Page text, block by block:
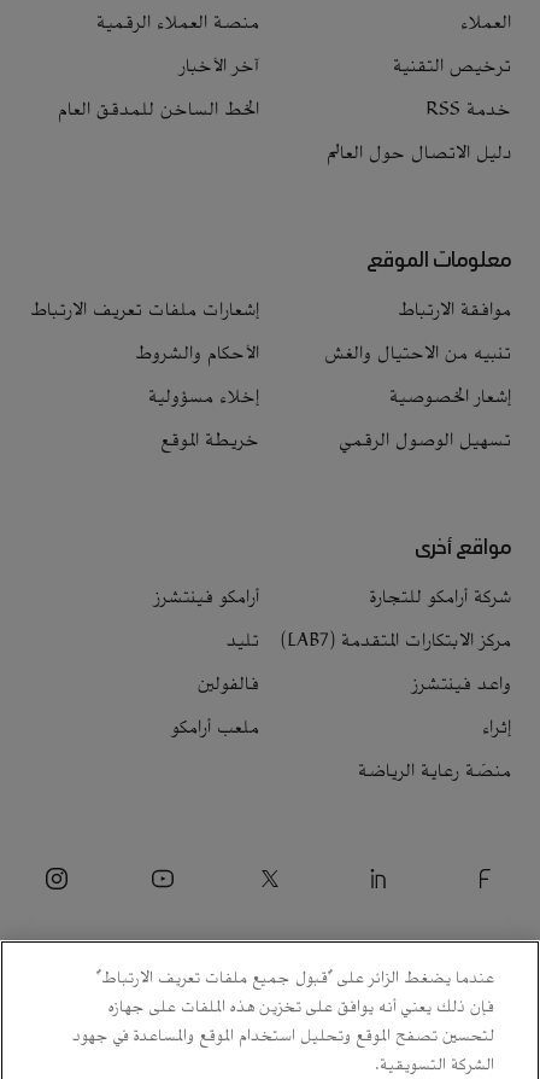
العملاء
منصة العملاء الرقمية
ترخيص التقنية
آخر الأخبار
خدمة RSS
الخط الساخن للمدقق العام
دليل الاتصال حول العالم
معلومات الموقع
موافقة الارتباط
إشعارات ملفات تعريف الارتباط
تنبيه من الاحتيال والغش
الأحكام والشروط
إشعار الخصوصية
إخلاء مسؤولية
تسهيل الوصول الرقمي
خريطة الموقع
مواقع أخرى
شركة أرامكو للتجارة
أرامكو فينتشرز
مركز الابتكارات المتقدمة (LAB7)
تليد
واعد فينتشرز
فالفولين
إثراء
ملعب أرامكو
منصّة رعاية الرياضة
عندما يضغط الزائر على "قبول جميع ملفات تعريف الارتباط"
فإن ذلك يعني أنه يوافق على تخزين هذه الملفات على جهازه
لتحسين تصفح الموقع وتحليل استخدام الموقع والمساعدة في جهود
الشركة التسويقية.